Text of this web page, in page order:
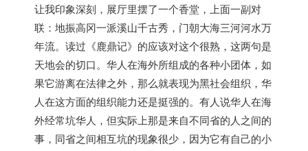
让我印象深刻，展厅里摆了一个香堂，上面一副对
联：地振高冈一派溪山千古秀，门朝大海三河河水万
年流。读过《鹿鼎记》的应该对这个很熟，这两句是
天地会的切口。华人在海外所组成的各种小团体，如
果它游离在法律之外，那么就表现为黑社会组织，华
人在这方面的组织能力还是挺强的。有人说华人在海
外经常坑华人，但实际上那是来自不同省的人之间的
事，同省之间相互坑的现象很少，因为它有自己的小